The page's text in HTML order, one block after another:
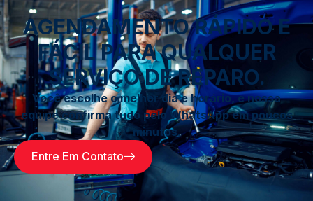
AGENDAMENTO RÁPIDO E
FÁCIL PARA QUALQUER
SERVIÇO DE REPARO.
Você escolhe o melhor dia e horário, e nossa
equipe confirma tudo pelo WhatsApp em poucos
minutos.
Entre Em Contato